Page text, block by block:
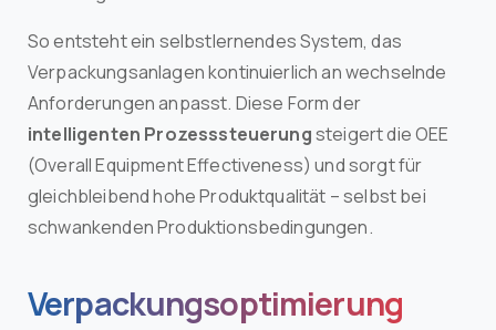
So entsteht ein selbstlernendes System, das
Verpackungsanlagen kontinuierlich an wechselnde
Anforderungen anpasst. Diese Form der
intelligenten Prozesssteuerungsteigert die OEE
(Overall Equipment Effectiveness) und sorgt für
gleichbleibend hohe Produktqualität – selbst bei
schwankenden Produktionsbedingungen.
Verpackungsoptimierung